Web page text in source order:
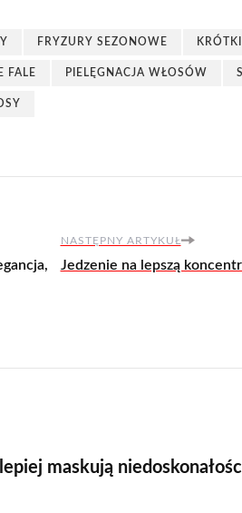
FRYZURY SEZONOWE
FALE PIELĘGNACJA WŁOSÓW
NASTĘPNY ARTYKUŁ
Jedzenie na lepszą
maskują